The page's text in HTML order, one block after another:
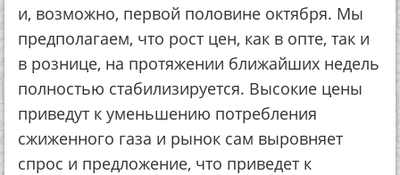
и, возможно, первой половине октября. Мы
предполагаем, что рост цен, как в опте, так и
в рознице, на протяжении ближайших недель
полностью стабилизируется. Высокие цены
приведут к уменьшению потребления
сжиженного газа и рынок сам выровняет
спрос и предложение, что приведет к